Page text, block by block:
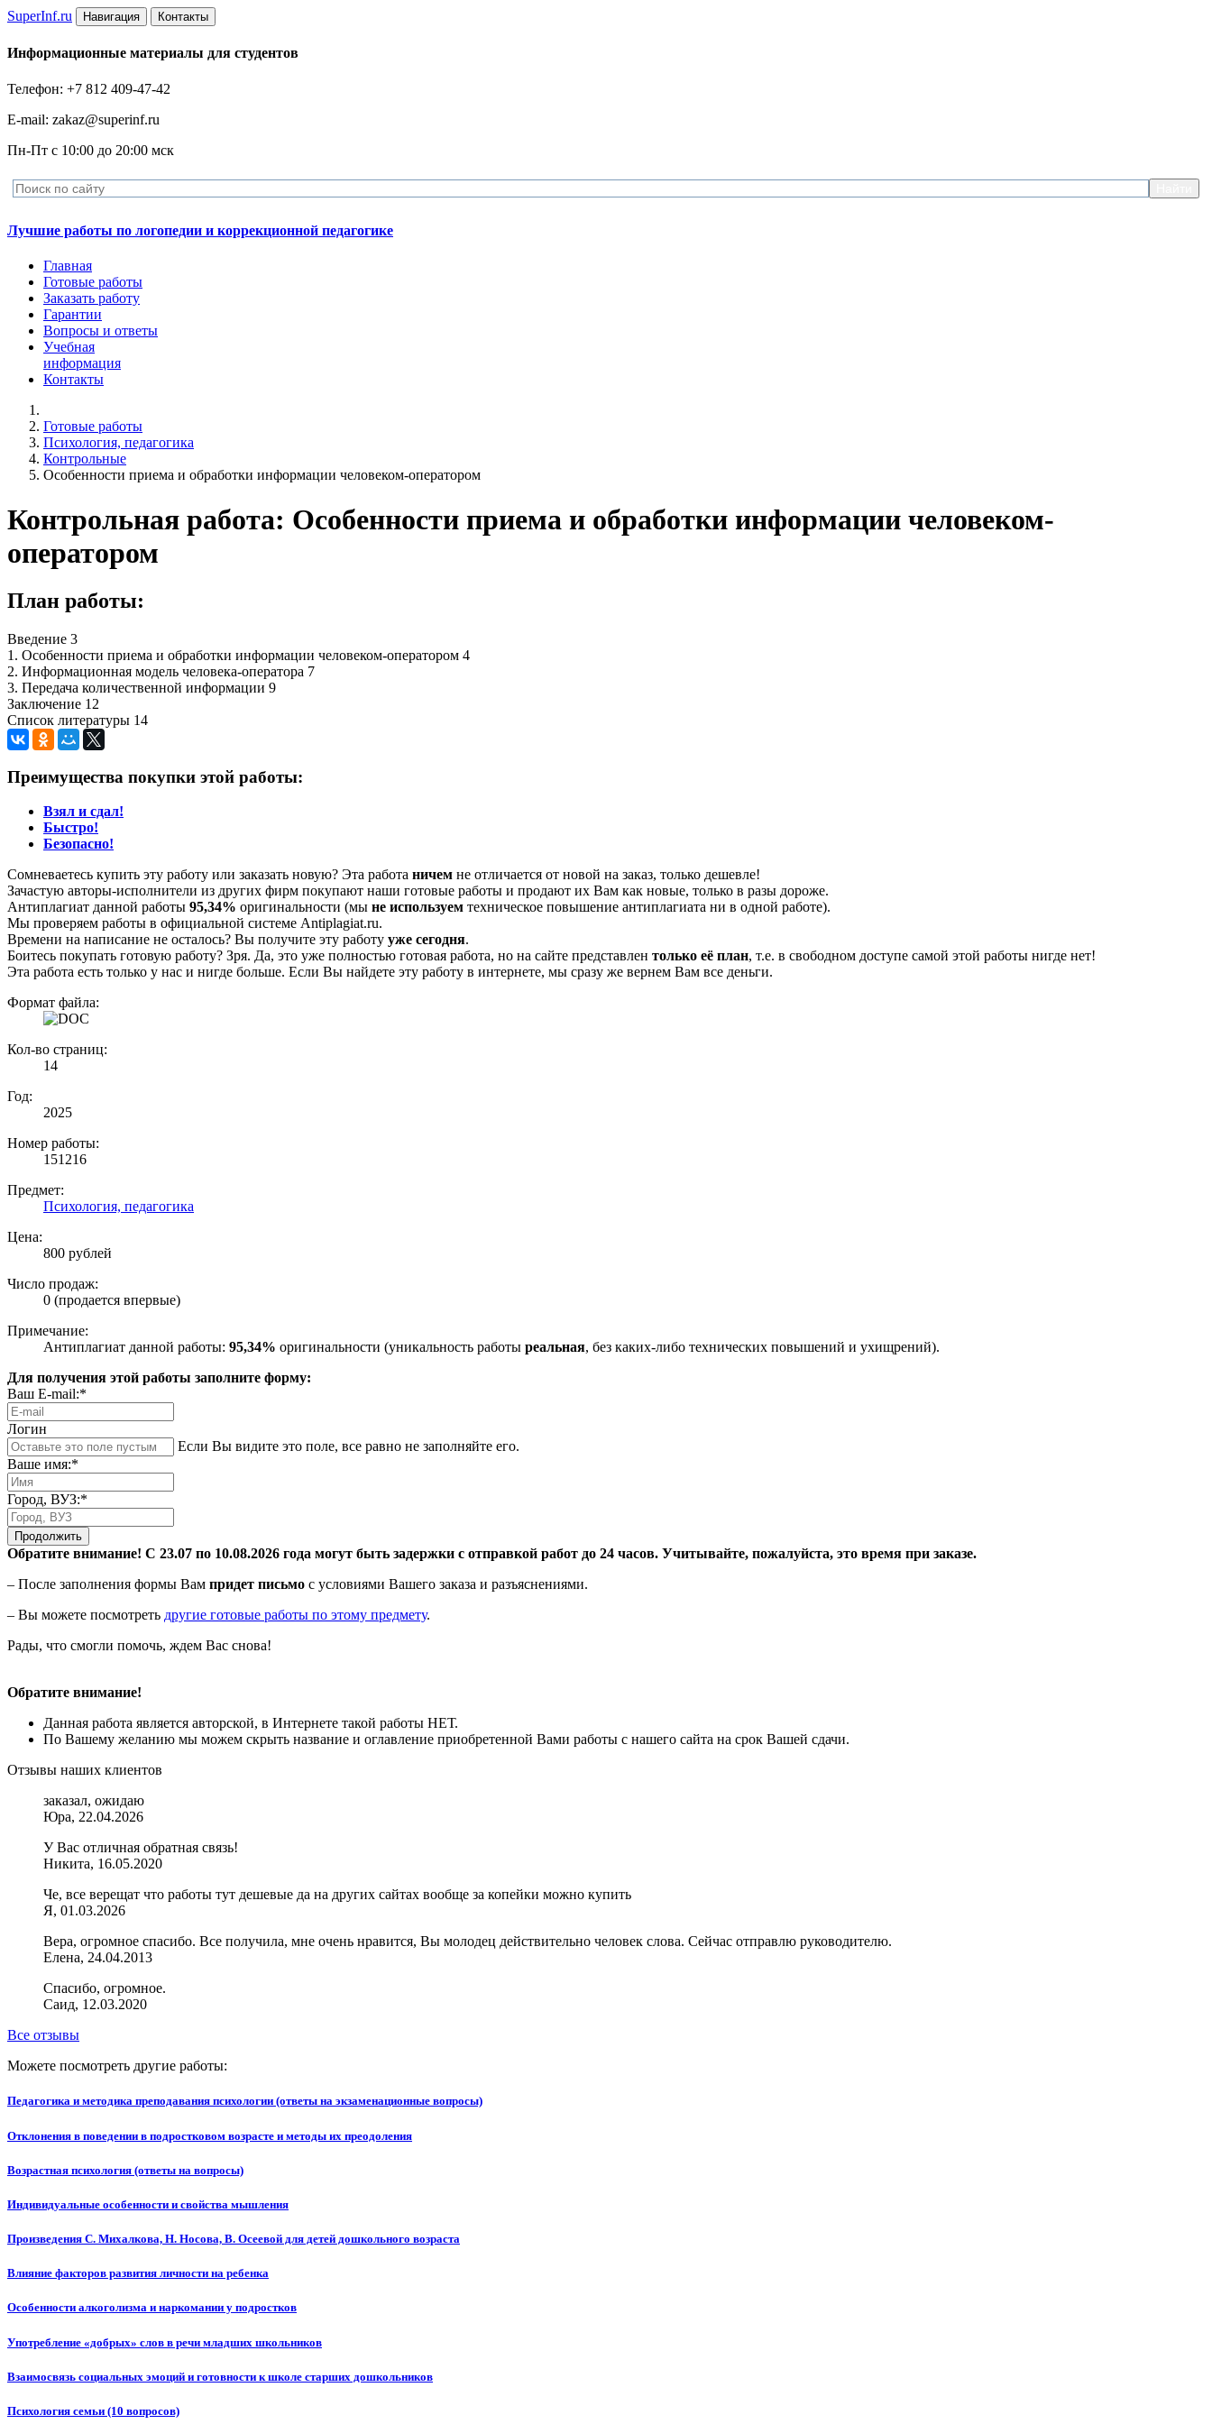
SuperInf.ru Навигация Контакты
Информационные материалы для студентов
Телефон: +7 812 409-47-42
E-mail: zakaz@superinf.ru
Пн-Пт с 10:00 до 20:00 мск
Лучшие работы по логопедии и коррекционной педагогике
Главная
Готовые работы
Заказать работу
Гарантии
Вопросы и ответы
Учебная
информация
Контакты
Готовые работы
Психология, педагогика
Контрольные
Особенности приема и обработки информации человеком-оператором
Контрольная работа: Особенности приема и обработки информации человеком-
оператором
План работы:
Введение 3
1. Особенности приема и обработки информации человеком-оператором 4
2. Информационная модель человека-оператора 7
3. Передача количественной информации 9
Заключение 12
Список литературы 14
Преимущества покупки этой работы:
Взял и сдал!
Быстро!
Безопасно!
Сомневаетесь купить эту работу или заказать новую? Эта работа ничем не отличается от новой на заказ, только дешевле!
Зачастую авторы-исполнители из других фирм покупают наши готовые работы и продают их Вам как новые, только в разы дороже.
Антиплагиат данной работы 95,34% оригинальности (мы не используем техническое повышение антиплагиата ни в одной работе).
Мы проверяем работы в официальной системе Аntiplagiat.ru.
Времени на написание не осталось? Вы получите эту работу уже сегодня.
Боитесь покупать готовую работу? Зря. Да, это уже полностью готовая работа, но на сайте представлен только её план, т.е. в свободном доступе самой этой работы нигде нет!
Эта работа есть только у нас и нигде больше. Если Вы найдете эту работу в интернете, мы сразу же вернем Вам все деньги.
Формат файла:
Кол-во страниц:
14
Год:
2025
Номер работы:
151216
Предмет:
Психология, педагогика
Цена:
800 рублей
Число продаж:
0 (продается впервые)
Примечание:
Антиплагиат данной работы: 95,34% оригинальности (уникальность работы реальная, без каких-либо технических повышений и ухищрений).
Для получения этой работы заполните форму:
Ваш E-mail:*
Логин
Если Вы видите это поле, все равно не заполняйте его.
Ваше имя:*
Город, ВУЗ:*
Продолжить
Обратите внимание! С 23.07 по 10.08.2026 года могут быть задержки с отправкой работ до 24 часов. Учитывайте, пожалуйста, это время при заказе.
– После заполнения формы Вам придет письмо с условиями Вашего заказа и разъяснениями.
– Вы можете посмотреть другие готовые работы по этому предмету.
Рады, что смогли помочь, ждем Вас снова!
Обратите внимание!
Данная работа является авторской, в Интернете такой работы НЕТ.
По Вашему желанию мы можем скрыть название и оглавление приобретенной Вами работы с нашего сайта на срок Вашей сдачи.
Отзывы наших клиентов
заказал, ожидаю
Юра, 22.04.2026
У Вас отличная обратная связь!
Никита, 16.05.2020
Че, все верещат что работы тут дешевые да на других сайтах вообще за копейки можно купить
Я, 01.03.2026
Вера, огромное спасибо. Все получила, мне очень нравится, Вы молодец действительно человек слова. Сейчас отправлю руководителю.
Елена, 24.04.2013
Спасибо, огромное.
Саид, 12.03.2020
Все отзывы
Можете посмотреть другие работы:
Педагогика и методика преподавания психологии (ответы на экзаменационные вопросы)
Отклонения в поведении в подростковом возрасте и методы их преодоления
Возрастная психология (ответы на вопросы)
Индивидуальные особенности и свойства мышления
Произведения С. Михалкова, Н. Носова, В. Осеевой для детей дошкольного возраста
Влияние факторов развития личности на ребенка
Особенности алкоголизма и наркомании у подростков
Употребление «добрых» слов в речи младших школьников
Взаимосвязь социальных эмоций и готовности к школе старших дошкольников
Психология семьи (10 вопросов)